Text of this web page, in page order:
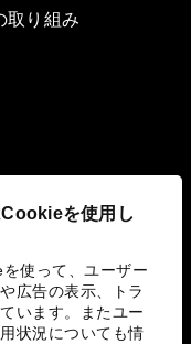
を使用し
使って、ユーザー
広告の表示、トラ
います。またユー
状況についても情
取り組み